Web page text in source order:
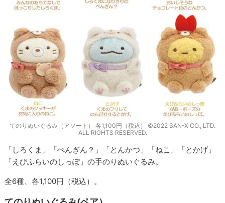
てのりぬいぐるみ（アソート） 各1,100円（税込） ©2022 SAN-X CO., LTD.
ALL RIGHTS RESERVED.
「しろくま」「ぺんぎん？」「とんかつ」「ねこ」「とかげ」
「えびふらいのしっぽ」の手のりぬいぐるみ。
全6種、各1,100円（税込）。